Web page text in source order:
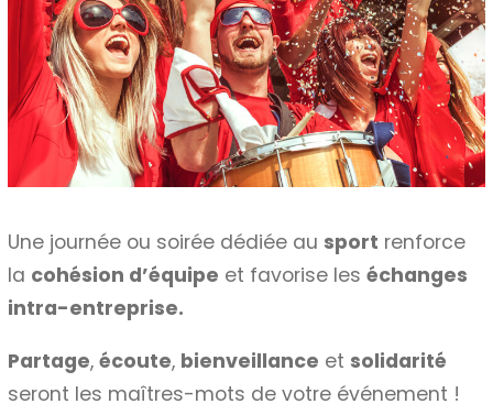
Une journée ou soirée dédiée au sport renforce
la cohésion d’équipe et favorise leséchanges
intra-entreprise.
Partage,écoute, bienveillance et solidarité
seront les maîtres-mots de votre événement !